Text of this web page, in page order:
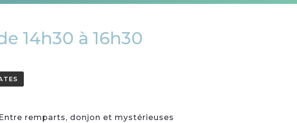
14h30 à 16h30
remparts, donjon et mystérieuses